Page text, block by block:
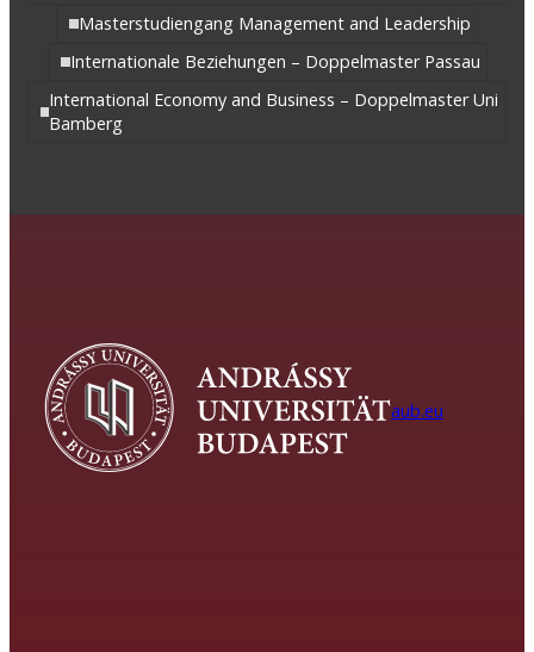
Masterstudiengang Management and Leadership
Internationale Beziehungen – Doppelmaster Passau
International Economy and Business – Doppelmaster Uni
Bamberg
aub.eu